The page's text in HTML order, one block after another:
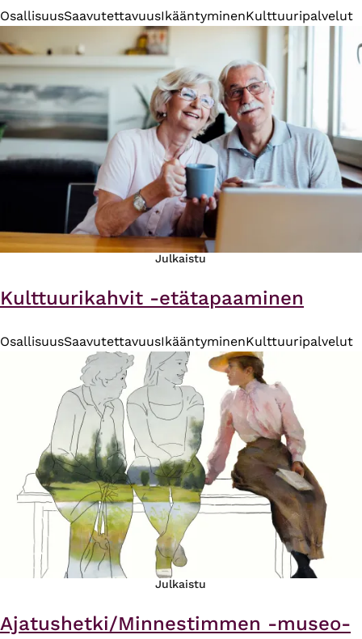
OsallisuusSaavutettavuusIkääntyminenKulttuuripalvelut
Julkaistu
Kulttuurikahvit -etätapaaminen
OsallisuusSaavutettavuusIkääntyminenKulttuuripalvelut
Julkaistu
Ajatushetki/Minnestimmen -museo-